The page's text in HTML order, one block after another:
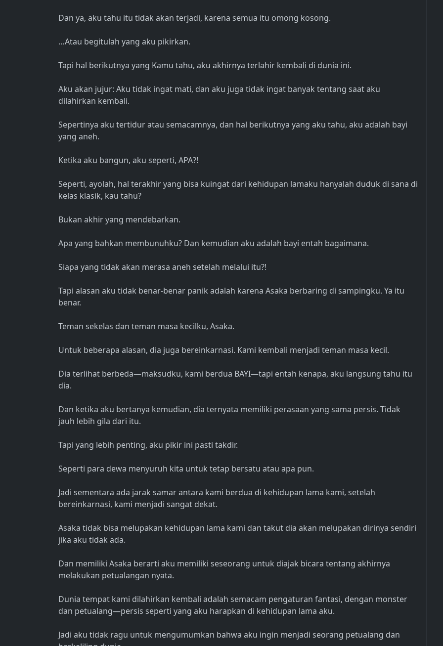
Dan ya, aku tahu itu tidak akan terjadi, karena semua itu omong kosong.
…Atau begitulah yang aku pikirkan.
Tapi hal berikutnya yang Kamu tahu, aku akhirnya terlahir kembali di dunia ini.
Aku akan jujur: Aku tidak ingat mati, dan aku juga tidak ingat banyak tentang saat aku
dilahirkan kembali.
Sepertinya aku tertidur atau semacamnya, dan hal berikutnya yang aku tahu, aku adalah bayi
yang aneh.
Ketika aku bangun, aku seperti, APA?!
Seperti, ayolah, hal terakhir yang bisa kuingat dari kehidupan lamaku hanyalah duduk di sana di
kelas klasik, kau tahu?
Bukan akhir yang mendebarkan.
Apa yang bahkan membunuhku? Dan kemudian aku adalah bayi entah bagaimana.
Siapa yang tidak akan merasa aneh setelah melalui itu?!
Tapi alasan aku tidak benar-benar panik adalah karena Asaka berbaring di sampingku. Ya itu
benar.
Teman sekelas dan teman masa kecilku, Asaka.
Untuk beberapa alasan, dia juga bereinkarnasi. Kami kembali menjadi teman masa kecil.
Dia terlihat berbeda—maksudku, kami berdua BAYI—tapi entah kenapa, aku langsung tahu itu
dia.
Dan ketika aku bertanya kemudian, dia ternyata memiliki perasaan yang sama persis. Tidak
jauh lebih gila dari itu.
Tapi yang lebih penting, aku pikir ini pasti takdir.
Seperti para dewa menyuruh kita untuk tetap bersatu atau apa pun.
Jadi sementara ada jarak samar antara kami berdua di kehidupan lama kami, setelah
bereinkarnasi, kami menjadi sangat dekat.
Asaka tidak bisa melupakan kehidupan lama kami dan takut dia akan melupakan dirinya sendiri
jika aku tidak ada.
Dan memiliki Asaka berarti aku memiliki seseorang untuk diajak bicara tentang akhirnya
melakukan petualangan nyata.
Dunia tempat kami dilahirkan kembali adalah semacam pengaturan fantasi, dengan monster
dan petualang—persis seperti yang aku harapkan di kehidupan lama aku.
Jadi aku tidak ragu untuk mengumumkan bahwa aku ingin menjadi seorang petualang dan